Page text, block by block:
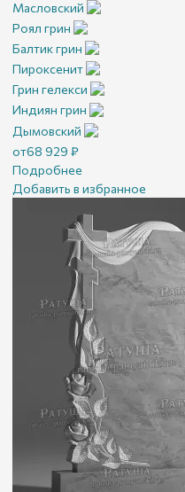
Масловский
Роял грин
Балтик грин
Пироксенит
Грин гелекси
Индиян грин
Дымовский
от68 929 ₽
Подробнее
Добавить в избранное